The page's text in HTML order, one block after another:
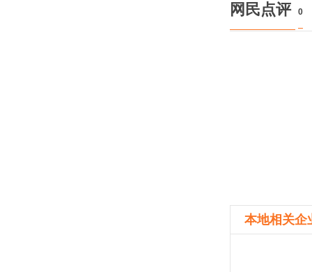
网民点评 0
本地相关企